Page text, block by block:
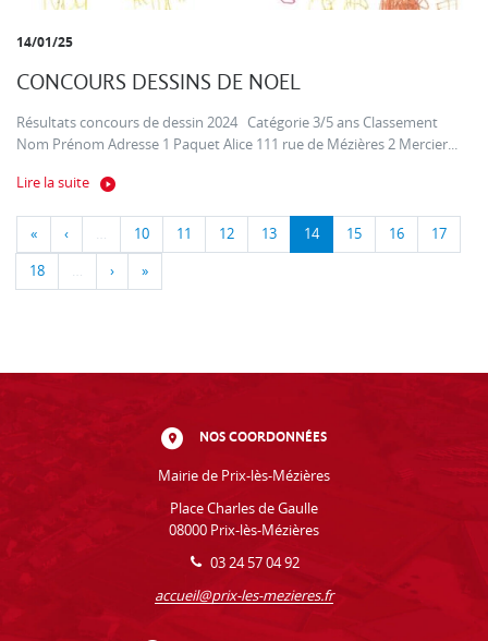
14/01/25
CONCOURS DESSINS DE NOEL
Résultats concours de dessin 2024 Catégorie 3/5 ans Classement
Nom Prénom Adresse 1 Paquet Alice 111 rue de Mézières 2 Mercier...
Lire la suite
« ‹ … 10 11 12 13 14 15 16 17
18 … › »
NOS COORDONNÉES
Mairie de Prix-lès-Mézières
Place Charles de Gaulle
08000 Prix-lès-Mézières
03 24 57 04 92
accueil@prix-les-mezieres.fr